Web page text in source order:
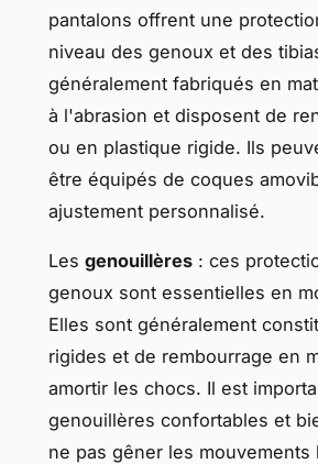
pantalons offrent une
niveau des genoux et des
généralement fabriqués en
à l'abrasion et disposent de
ou en plastique rigide. Ils
être équipés de coques
ajustement personnalisé.
Les genouillères : ces
genoux sont essentielles en
Elles sont généralement
rigides et de rembourrage en
amortir les chocs. Il est
genouillères confortables et
ne pas gêner les mouvements